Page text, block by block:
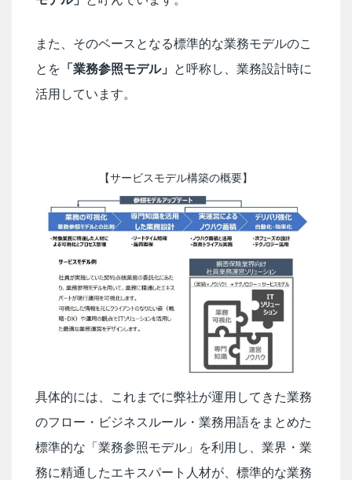
また、そのベースとなる標準的な業務モデルのこ
とを 「業務参照モデル」 と呼称し、業務設計時に
活用しています。
【サービスモデル構築の概要】
具体的には、これまでに弊社が運用してきた業務
のフロー・ビジネスルール・業務用語をまとめた
標準的な「業務参照モデル」を利用し、業界・業
務に精通したエキスパート人材が、標準的な業務